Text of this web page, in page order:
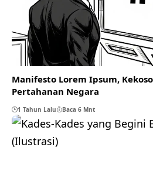
Manifesto Lorem Ipsum,
Pertahanan Negara
1 Tahun Lalu Baca 6 Mnt